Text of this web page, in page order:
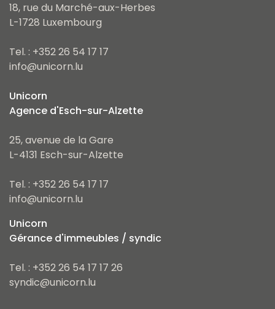
18, rue du Marché-aux-Herbes
L-1728 Luxembourg
Tel. : +352 26 54 17 17
info@unicorn.lu
Unicorn
Agence d'Esch-sur-Alzette
25, avenue de la Gare
L-4131 Esch-sur-Alzette
Tel. : +352 26 54 17 17
info@unicorn.lu
Unicorn
Gérance d'immeubles / syndic
Tel. : +352 26 54 17 17 26
syndic@unicorn.lu